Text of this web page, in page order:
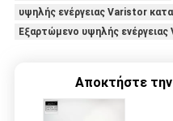
υψηλής ενέργειας Varistor
Εξαρτώμενο υψηλής
Αποκτήστε την